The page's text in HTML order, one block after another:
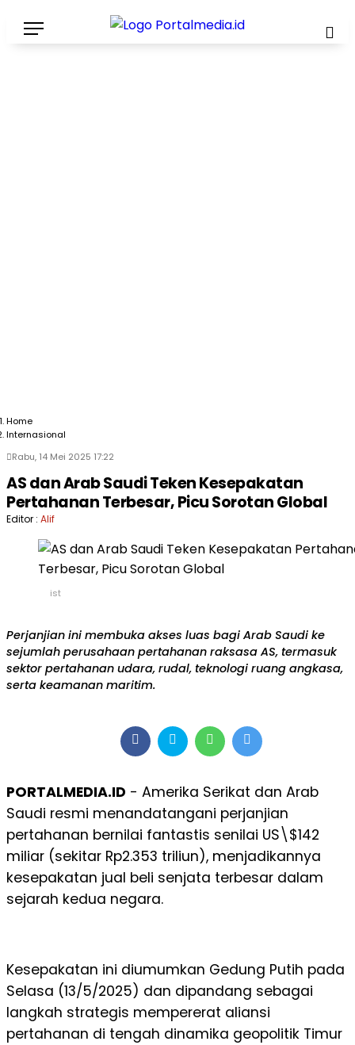
Home
Internasional
Rabu, 14 Mei 2025 17:22
AS dan Arab Saudi Teken Kesepakatan
Pertahanan Terbesar, Picu Sorotan Global
Editor : Alif
ist
Perjanjian ini membuka akses luas bagi Arab Saudi ke
sejumlah perusahaan pertahanan raksasa AS, termasuk
sektor pertahanan udara, rudal, teknologi ruang angkasa,
serta keamanan maritim.
PORTALMEDIA.ID - Amerika Serikat dan Arab
Saudi resmi menandatangani perjanjian
pertahanan bernilai fantastis senilai US\$142
miliar (sekitar Rp2.353 triliun), menjadikannya
kesepakatan jual beli senjata terbesar dalam
sejarah kedua negara.
Kesepakatan ini diumumkan Gedung Putih pada
Selasa (13/5/2025) dan dipandang sebagai
langkah strategis mempererat aliansi
pertahanan di tengah dinamika geopolitik Timur